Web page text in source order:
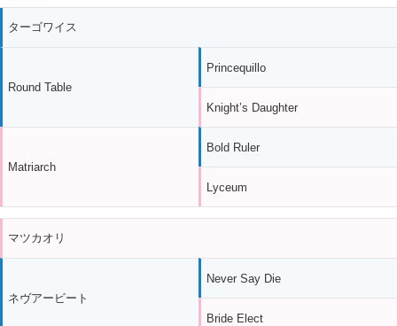
ターゴワイス
Round Table
Matriarch
Princequillo
Knight’s Daughter
Bold Ruler
Lyceum
マツカオリ
ネヴアービート
Never Say Die
Bride Elect